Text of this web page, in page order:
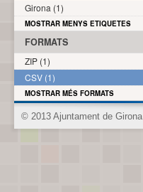
Girona (1)
MOSTRAR MENYS ETIQUETES
FORMATS
ZIP (1)
CSV (1)
MOSTRAR MÉS FORMATS
© 2013 Ajuntament de Girona